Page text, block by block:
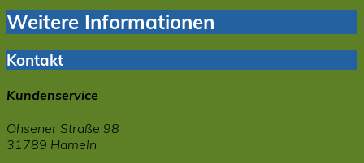
Weitere Informationen
Kontakt
Kundenservice
Ohsener Straße 98
31789 Hameln